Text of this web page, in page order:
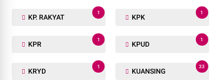
KP. RAKYAT
1
KPK
1
KPR
1
KPUD
1
KRYD
1
KUANSING
33